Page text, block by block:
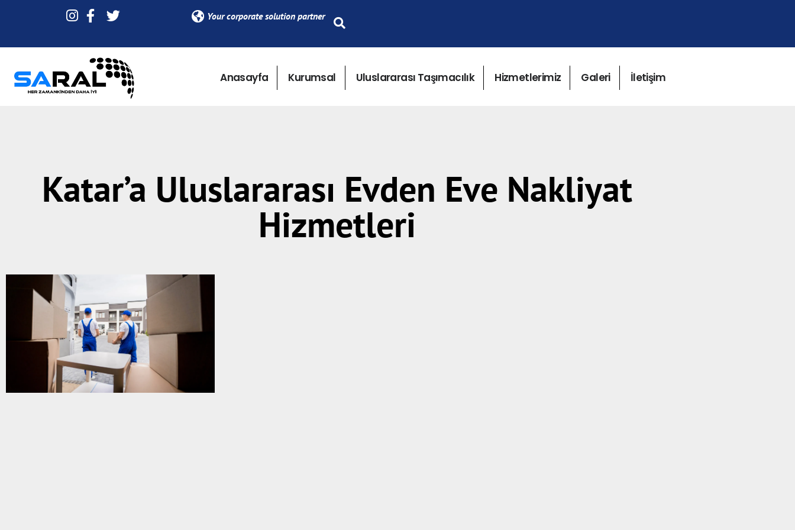
Your corporate solution partner
Anasayfa Kurumsal Uluslararası Taşımacılık Hizmetlerimiz Galeri İletişim
Katar’a Uluslararası Evden Eve Nakliyat
Hizmetleri